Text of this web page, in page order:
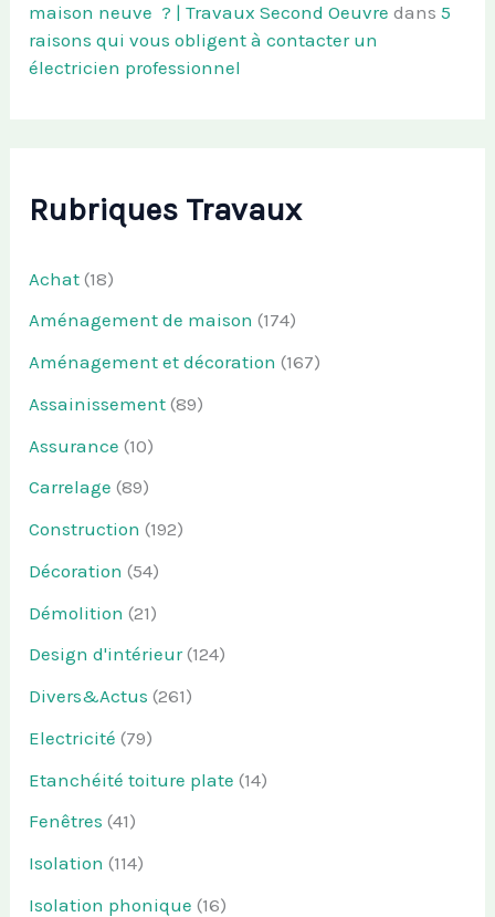
maison neuve ? | Travaux Second Oeuvre dans5
raisons qui vous obligent à contacter un
électricien professionnel
Rubriques Travaux
Achat (18)
Aménagement de maison (174)
Aménagement et décoration (167)
Assainissement (89)
Assurance (10)
Carrelage (89)
Construction (192)
Décoration (54)
Démolition (21)
Design d'intérieur(124)
Divers&Actus (261)
Electricité (79)
Etanchéité toiture plate (14)
Fenêtres (41)
Isolation (114)
Isolation phonique (16)